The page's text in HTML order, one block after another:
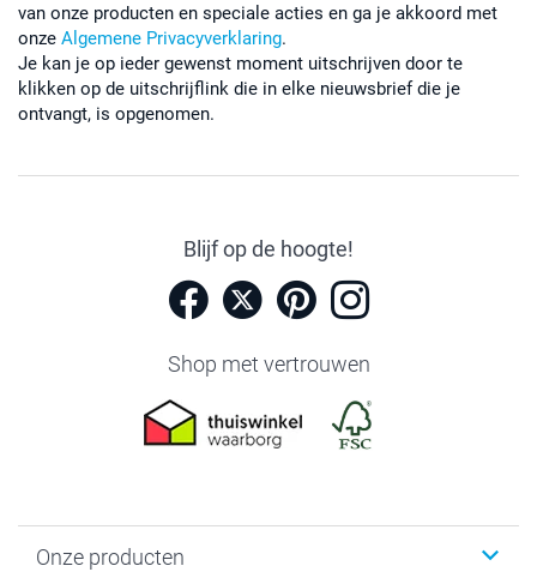
van onze producten en speciale acties en ga je akkoord met
onze Algemene Privacyverklaring.
Je kan je op ieder gewenst moment uitschrijven door te
klikken op de uitschrijflink die in elke nieuwsbrief die je
ontvangt, is opgenomen.
Blijf op de hoogte!
Shop met vertrouwen
Onze producten